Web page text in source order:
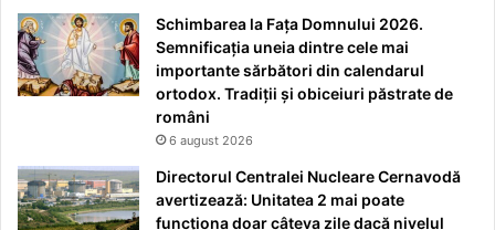
Schimbarea la Fața Domnului 2026.
Semnificația uneia dintre cele mai
importante sărbători din calendarul
ortodox. Tradiții și obiceiuri păstrate de
români
6 august 2026
Directorul Centralei Nucleare Cernavodă
avertizează: Unitatea 2 mai poate
funcționa doar câteva zile dacă nivelul